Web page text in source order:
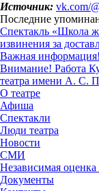
Источник: vk.com/
Последние
Спектакль «Школа
извинения за
Важная информация!
Внимание! Работа
театра имени А. С.
О театре
Афиша
Спектакли
Люди театра
Новости
СМИ
Независимая оценка
Документы